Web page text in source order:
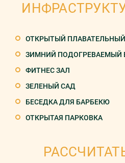
ОТКРЫТЫЙ
ЗИМНИЙ ПОДОГРЕВАЕМЫЙ
ФИТНЕС ЗАЛ
ЗЕЛЕНЫЙ САД
БЕСЕДКА ДЛЯ БАРБЕКЮ
ОТКРЫТАЯ ПАРКОВКА